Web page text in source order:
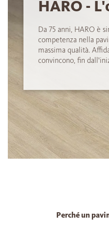
HARO -
Da 75 anni, HARO è
competenza nella
massima qualità.
convincono, fin
Perché un